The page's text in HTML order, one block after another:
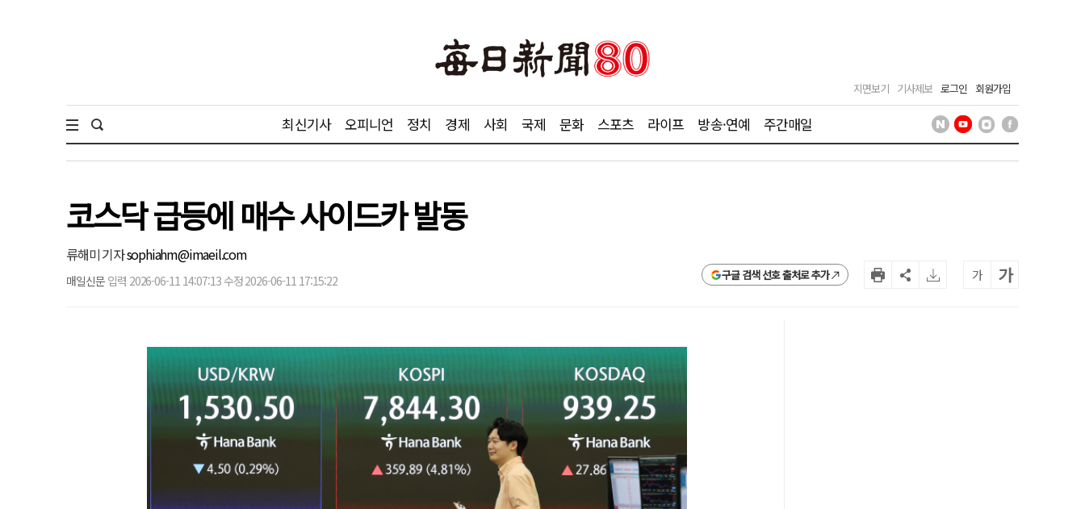
지면보기 기사제보 로그인 회원가입
최신기사 오피니언 정치 경제 사회 국제 문화 스포츠 라이프 방송·연예 주간매일
코스닥 급등에 매수 사이드카 발동
류해미 기자sophiahm@imaeil.com
매일신문 입력 2026-06-11 14:07:13 수정 2026-06-11 17:15:22 구글 검색 선호 출처로 추가 가 가